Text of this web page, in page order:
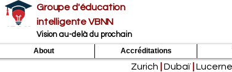
Groupe d'éducation
intelligente VBNN
Vision au-delà du prochain
About Accréditations
Zurich Dubaï Lucerne